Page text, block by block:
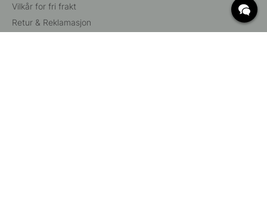
Vilkår for fri frakt
Retur & Reklamasjon